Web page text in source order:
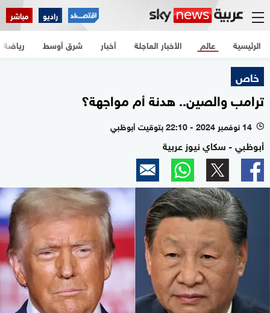
راديو مباشر
الرئيسية الأخبار العاجلة أخبار شرق أوسط عالم رياضة
خاص
ترامب والصين.. هدنة أم مواجهة؟
l 14 نوفمبر 2024 - 22:10 بتوقيت أبوظبي
أبوظبي - سكاي نيوز عربية